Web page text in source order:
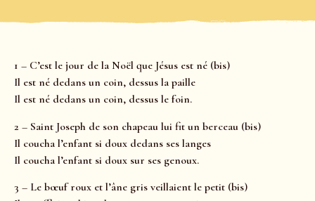
1 – C’est le jour de la Noël que Jésus est né (bis)
Il est né dedans un coin, dessus la paille
Il est né dedans un coin, dessus le foin.
2 – Saint Joseph de son chapeau lui fit un berceau (bis)
Il coucha l’enfant si doux dedans ses langes
Il coucha l’enfant si doux sur ses genoux.
3 – Le bœuf roux et l’âne gris veillaient le petit (bis)